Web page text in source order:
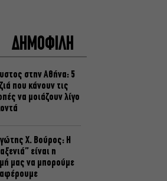
ΔΗΜΟΦΙΛΗ
στην Αθήνα: 5
που κάνουν τις
να μοιάζουν λίγο
Χ. Βούρος: Η
είναι η
μας να μπορούμε